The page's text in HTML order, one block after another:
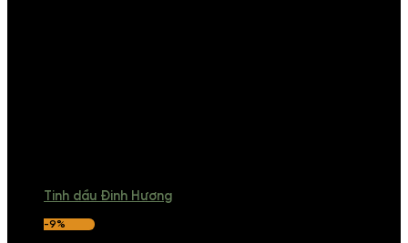
Tinh dầu Đinh Hương
-9%